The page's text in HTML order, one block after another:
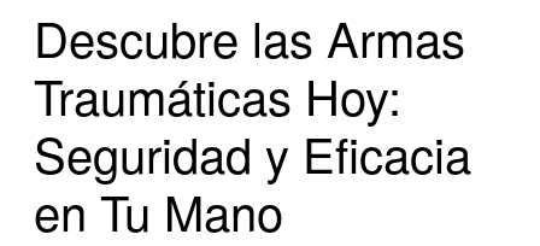
Descubre las Armas
Traumáticas Hoy:
Seguridad y Eficacia
en Tu Mano